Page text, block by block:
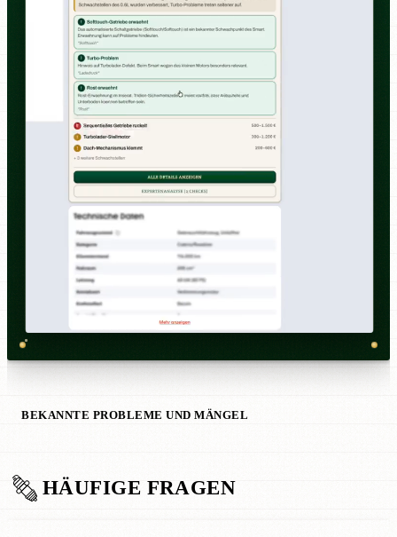
BEKANNTE PROBLEME UND MÄNGEL
HÄUFIGE FRAGEN